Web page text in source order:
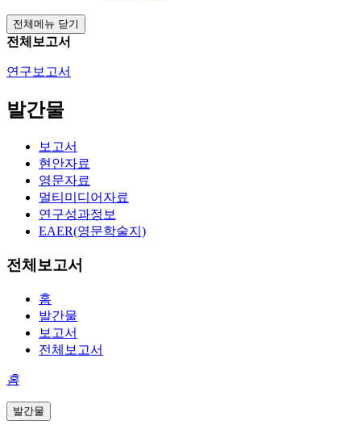
전체메뉴 닫기
전체보고서
연구보고서
발간물
보고서
현안자료
영문자료
멀티미디어자료
연구성과정보
EAER(영문학술지)
전체보고서
홈
발간물
보고서
전체보고서
홈
발간물